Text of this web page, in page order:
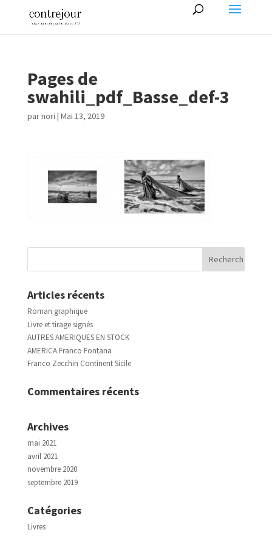
Pages de
swahili_pdf_Basse_def-3
parnori | Mai 13, 2019
Articles récents
Roman graphique
Livre et tirage signés
AUTRES AMERIQUES EN STOCK
AMERICA Franco Fontana
Franco Zecchin Continent Sicile
Commentaires récents
Archives
mai 2021
avril 2021
novembre 2020
septembre 2019
Catégories
Livres